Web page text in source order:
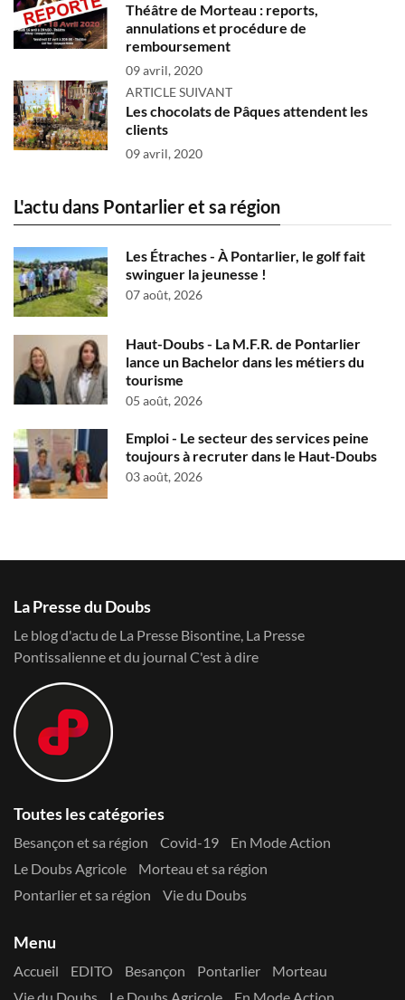
Théâtre de Morteau : reports,
annulations et procédure de
remboursement
09 avril, 2020
ARTICLE SUIVANT
Les chocolats de Pâques attendent les
clients
09 avril, 2020
L'actu dans Pontarlier et sa région
Les Étraches - À Pontarlier, le golf fait
swinguer la jeunesse !
07 août, 2026
Haut-Doubs - La M.F.R. de Pontarlier
lance un Bachelor dans les métiers du
tourisme
05 août, 2026
Emploi - Le secteur des services peine
toujours à recruter dans le Haut-Doubs
03 août, 2026
La Presse du Doubs
Le blog d'actu de La Presse Bisontine, La Presse
Pontissalienne et du journal C'est à dire
Toutes les catégories
Besançon et sa région Covid-19
En Mode Action
Le Doubs Agricole
Morteau et sa région
Pontarlier et sa région
Vie du Doubs
Menu
Accueil EDITO Besançon Pontarlier
Morteau